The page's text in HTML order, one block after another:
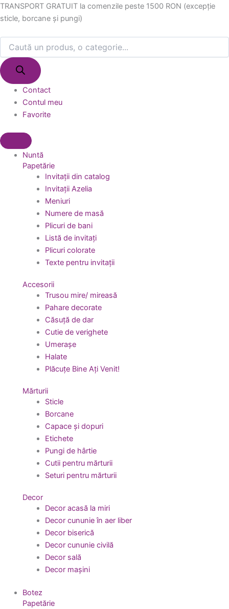
Skip
to
TRANSPORT GRATUIT la comenzile peste 1500 RON (excepție
sticle, borcane și pungi)
Products
search
Contact
Contul meu
Favorite
Nuntă
Papetărie
Invitații din catalog
Invitații Azelia
Meniuri
Numere de masă
Plicuri de bani
Listă de invitați
Plicuri colorate
Texte pentru invitații
Accesorii
Trusou mire/ mireasă
Pahare decorate
Căsuță de dar
Cutie de verighete
Umerașe
Halate
Plăcuțe Bine Ați Venit!
Mărturii
Sticle
Borcane
Capace și dopuri
Etichete
Pungi de hârtie
Cutii pentru mărturii
Seturi pentru mărturii
Decor
Decor acasă la miri
Decor cununie în aer liber
Decor biserică
Decor cununie civilă
Decor sală
Decor mașini
Botez
Papetărie
Products
search
Cantitate
Dop
conic
19*16-
28h
mm